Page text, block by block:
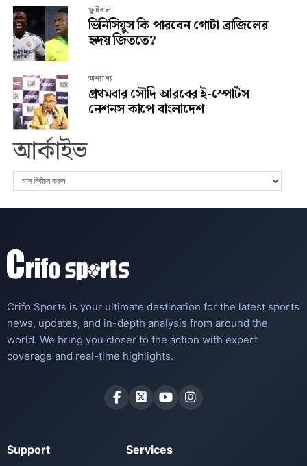
ফুটবল
ভিনিসিয়ুস কি পারবেন গোটা ব্রাজিলের
হৃদয় জিততে?
অন্যান্য
প্রথমবার সৌদি আরবের ই-স্পোর্টস
নেশনস কাপে বাংলাদেশ
আর্কাইভ
Crifo Sports is your ultimate destination for the latest sports
news, updates, and in-depth analysis from around the
world. We bring you closer to the action with expert
coverage and real-time highlights.
Support Services